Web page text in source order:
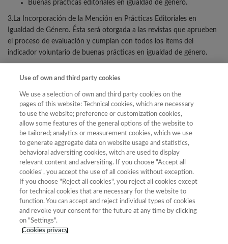
Buenas prácticas editoriales en igualdad de género.
3.La Incorporación de la Mención en Prácticas Editoriales en
Igualdad de Género. Ésta será otorgada a las revistas que aprueben
el proceso de evaluación y cumplan con todos los ítems del
indicador voluntario de buenas prácticas en igualdad de género.
4. El establecimiento de distintos umbrales de corte en el
de las áreas temáticas de Ranking FECYT. Se establecen umbrales
para cada una de las 13 áreas de Ciencias Sociales y Humanidades
y se mantiene un umbral para la modalidad de Ciencias
Experimentales y para la de Ciencias de la Vida respectivamente.
El plazo para la formalización de las nuevas solicitudes será del 11
de enero hasta el 11 de febrero de 2021 a las 13.00 horas (hora
peninsular española) se deberán presentar través del sistema
electrónico de participación ubicado en la dirección web https://
evaluacionarce.fecyt.es (cuyo acceso estará disponible a partir de
enero) .
Bases de la VII Convocatoria
Use of own and third party cookies
We use a selection of own and third party cookies on the
pages of this website: Technical cookies, which are necessary
to use the website; preference or customization cookies,
allow some features of the general options of the website to
be tailored; analytics or measurement cookies, which we use
to generate aggregate data on website usage and statistics,
behavioral adversiting cookies, witch are used to display
relevant content and adversiting. If you choose "Accept all
cookies", you accept the use of all cookies without exception.
If you choose "Reject all cookies", you reject all cookies except
for technical cookies that are necessary for the website to
function. You can accept and reject individual types of cookies
and revoke your consent for the future at any time by clicking
on "Settings".
Cookies privacy